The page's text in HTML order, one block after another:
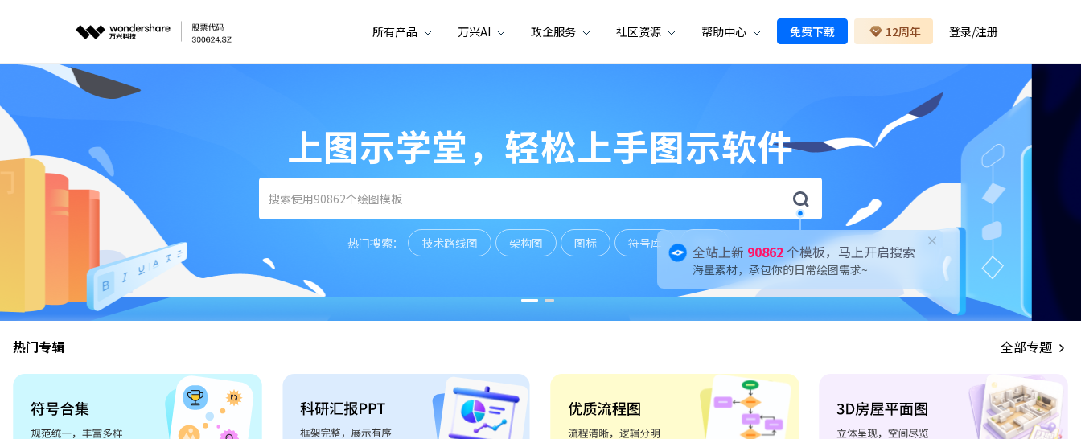
所有产品 万兴AI 政企服务 社区资源 帮助中心 免费下载 12周年 登录/注册
上图示学堂，轻松上手图示软件
全站上新 90862个模板，马上开启搜索
海量素材，承包你的日常绘图需求~
热门搜索： 技术路线图 架构图 图标 符号库 符号
热门专辑 全部专题